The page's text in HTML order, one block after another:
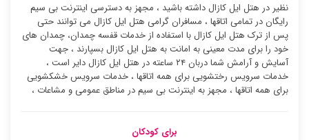
نظیر در هتل ایل کازال داشته باشید ، مجهز به دسترسی اینترنت بی سیم
رایگان در تمامی اتاقها ، مسافران گرامی هتل ایل کازال می توانند حتی
پس از ترک هتل ایل کازال با استفاده از خدمات قفسه چمدان، چمدان های
خود را برای مدت معینی به امانت به هتل ایل کازال بسپارند ، جهت
آسایش و آرامش شما دربان ۲۴ ساعته در هتل ایل کازال دایر است ،
خدمات سرویس رختشویی برای همه اتاقها ، خدمات سرویس خشکشویی
برای همه اتاقها ، مجهز به اینترنت بی سیم در مناطق عمومی و مشاعات ،
برای کودکان